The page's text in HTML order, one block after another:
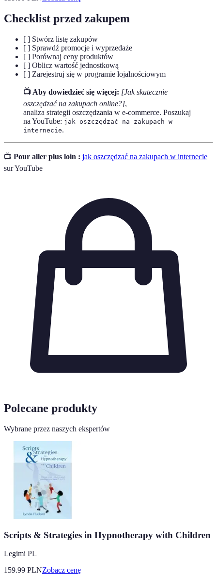
Checklist przed zakupem
[ ] Stwórz listę zakupów
[ ] Sprawdź promocje i wyprzedaże
[ ] Porównaj ceny produktów
[ ] Oblicz wartość jednostkową
[ ] Zarejestruj się w programie lojalnościowym
📺 Aby dowiedzieć się więcej: [Jak skutecznie
oszczędzać na zakupach online?],
analiza strategii oszczędzania w e-commerce. Poszukaj
na YouTube: jak oszczędzać na zakupach w
internecie.
📺 Pour aller plus loin : jak oszczędzać na zakupach w internecie
sur YouTube
Polecane produkty
Wybrane przez naszych ekspertów
Scripts & Strategies in Hypnotherapy with Children
Legimi PL
159.99 PLNZobacz cenę